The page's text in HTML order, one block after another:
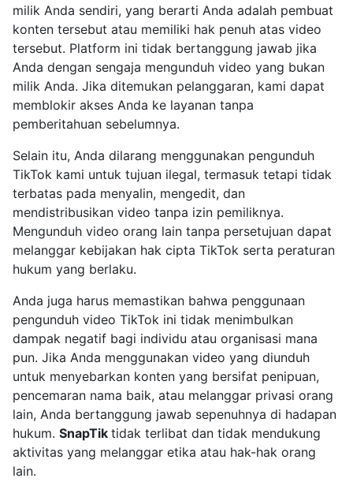
milik Anda sendiri, yang berarti Anda adalah pembuat
konten tersebut atau memiliki hak penuh atas video
tersebut. Platform ini tidak bertanggung jawab jika
Anda dengan sengaja mengunduh video yang bukan
milik Anda. Jika ditemukan pelanggaran, kami dapat
memblokir akses Anda ke layanan tanpa
pemberitahuan sebelumnya.
Selain itu, Anda dilarang menggunakan pengunduh
TikTok kami untuk tujuan ilegal, termasuk tetapi tidak
terbatas pada menyalin, mengedit, dan
mendistribusikan video tanpa izin pemiliknya.
Mengunduh video orang lain tanpa persetujuan dapat
melanggar kebijakan hak cipta TikTok serta peraturan
hukum yang berlaku.
Anda juga harus memastikan bahwa penggunaan
pengunduh video TikTok ini tidak menimbulkan
dampak negatif bagi individu atau organisasi mana
pun. Jika Anda menggunakan video yang diunduh
untuk menyebarkan konten yang bersifat penipuan,
pencemaran nama baik, atau melanggar privasi orang
lain, Anda bertanggung jawab sepenuhnya di hadapan
hukum. SnapTik tidak terlibat dan tidak mendukung
aktivitas yang melanggar etika atau hak-hak orang
lain.